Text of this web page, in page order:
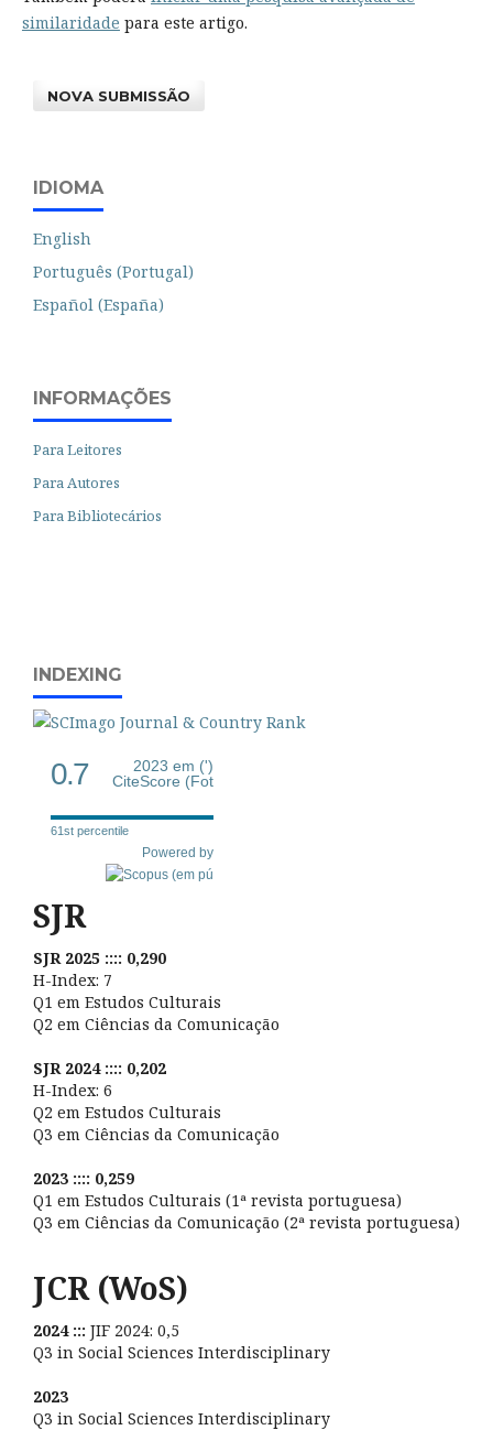
similaridade para este artigo.
NOVA SUBMISSÃO
IDIOMA
English
Português (Portugal)
Español (España)
INFORMAÇÕES
Para Leitores
Para Autores
Para Bibliotecários
INDEXING
0.7
2023 em (')
CiteScore (Fot
61st percentile
Powered by
SJR
SJR 2025 :::: 0,290
H-Index: 7
Q1 em Estudos Culturais
Q2 em Ciências da Comunicação
SJR 2024 :::: 0,202
H-Index: 6
Q2 em Estudos Culturais
Q3 em Ciências da Comunicação
2023 :::: 0,259
Q1 em Estudos Culturais (1ª revista portuguesa)
Q3 em Ciências da Comunicação (2ª revista portuguesa)
JCR (WoS)
2024 ::: JIF 2024: 0,5
Q3 in Social Sciences Interdisciplinary
2023
Q3 in Social Sciences Interdisciplinary